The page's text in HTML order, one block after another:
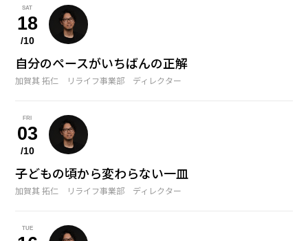
SAT
18
/10
自分のペースがいちばんの正解
加賀其 拓仁 リライフ事業部 ディレクター
FRI
03
/10
子どもの頃から変わらない一皿
加賀其 拓仁 リライフ事業部 ディレクター
TUE